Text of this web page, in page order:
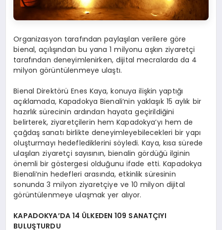
Organizasyon tarafından paylaşılan verilere göre
bienal, açılışından bu yana 1 milyonu aşkın ziyaretçi
tarafından deneyimlenirken, dijital mecralarda da 4
milyon görüntülenmeye ulaştı.
Bienal Direktörü Enes Kaya, konuya ilişkin yaptığı
açıklamada, Kapadokya Bienali’nin yaklaşık 15 aylık bir
hazırlık sürecinin ardından hayata geçirildiğini
belirterek, ziyaretçilerin hem Kapadokya’yı hem de
çağdaş sanatı birlikte deneyimleyebilecekleri bir yapı
oluşturmayı hedeflediklerini söyledi. Kaya, kısa sürede
ulaşılan ziyaretçi sayısının, bienalin gördüğü ilginin
önemli bir göstergesi olduğunu ifade etti. Kapadokya
Bienali’nin hedefleri arasında, etkinlik süresinin
sonunda 3 milyon ziyaretçiye ve 10 milyon dijital
görüntülenmeye ulaşmak yer alıyor.
KAPADOKYA’DA 14 ÜLKEDEN 109 SANATÇIYI
BULUŞTURDU